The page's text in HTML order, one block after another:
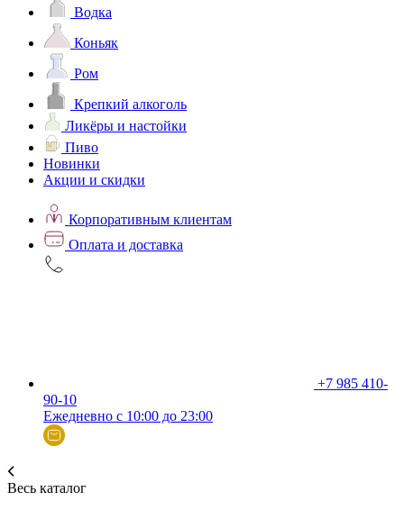
Водка
Коньяк
Ром
Крепкий алкоголь
Ликёры и настойки
Пиво
Новинки
Акции и скидки
Корпоративным клиентам
Оплата и доставка
+7 985 410-
90-10
Ежедневно с 10:00 до 23:00
Весь каталог